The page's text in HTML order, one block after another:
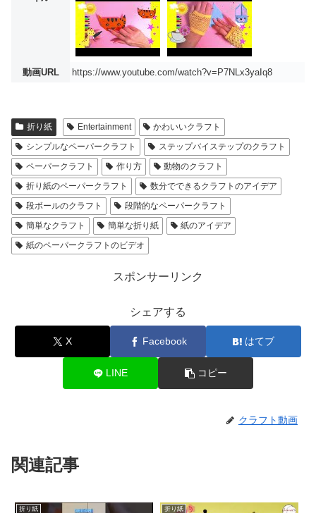
動画URL https://www.youtube.com/watch?v=P7NLx3yaIq8
折り紙 Entertainment
かわいいクラフト
シンプルなペーパークラフト
ステップバイステップのクラフト
ペーパークラフト
作り方
動物のクラフト
折り紙のペーパークラフト
数分でできるクラフトのアイデア
段ボールのクラフト
段階的なペーパークラフト
簡単なクラフト
簡単な折り紙
紙のアイデア
紙のペーパークラフトのビデオ
スポンサーリンク
シェアする
X Facebook はてブ
LINE コピー
クラフト動画
関連記事
折り紙 折り紙